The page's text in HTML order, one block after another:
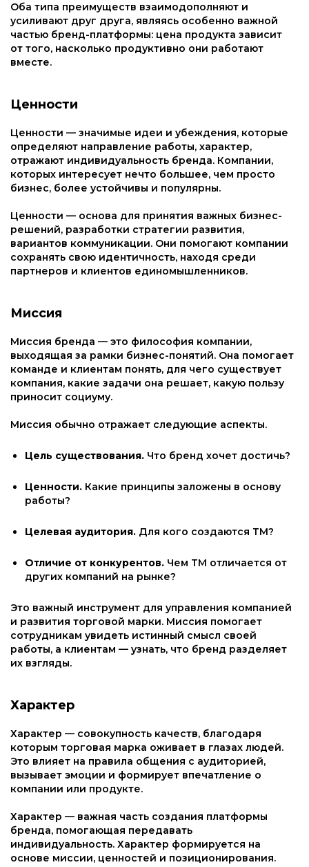
Оба типа преимуществ взаимодополняют и
усиливают друг друга, являясь особенно важной
частью бренд-платформы: цена продукта зависит
от того, насколько продуктивно они работают
вместе.
Ценности
Ценности — значимые идеи и убеждения, которые
определяют направление работы, характер,
отражают индивидуальность бренда. Компании,
которых интересует нечто большее, чем просто
бизнес, более устойчивы и популярны.
Ценности — основа для принятия важных бизнес-
решений, разработки стратегии развития,
вариантов коммуникации. Они помогают компании
сохранять свою идентичность, находя среди
партнеров и клиентов единомышленников.
Миссия
Миссия бренда — это философия компании,
выходящая за рамки бизнес-понятий. Она помогает
команде и клиентам понять, для чего существует
компания, какие задачи она решает, какую пользу
приносит социуму.
Миссия обычно отражает следующие аспекты.
Цель существования. Что бренд хочет достичь?
Ценности. Какие принципы заложены в основу
работы?
Целевая аудитория. Для кого создаются ТМ?
Отличие от конкурентов. Чем ТМ отличается от
других компаний на рынке?
Это важный инструмент для управления компанией
и развития торговой марки. Миссия помогает
сотрудникам увидеть истинный смысл своей
работы, а клиентам — узнать, что бренд разделяет
их взгляды.
Характер
Характер — совокупность качеств, благодаря
которым торговая марка оживает в глазах людей.
Это влияет на правила общения с аудиторией,
вызывает эмоции и формирует впечатление о
компании или продукте.
Характер — важная часть создания платформы
бренда, помогающая передавать
индивидуальность. Характер формируется на
основе миссии, ценностей и позиционирования.